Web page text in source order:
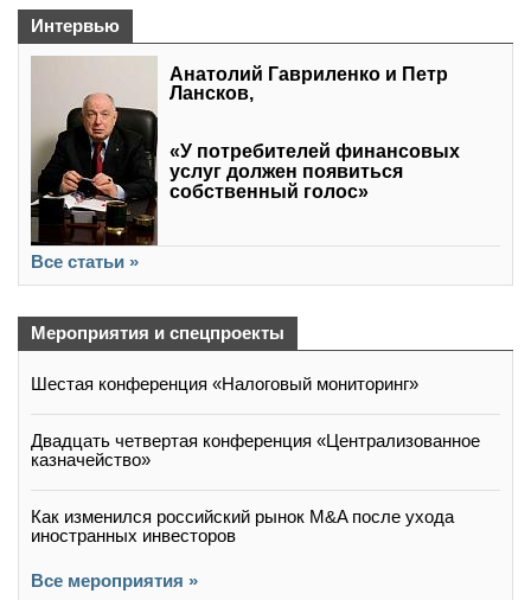
Интервью
Анатолий Гавриленко и Петр
Лансков,
«У потребителей финансовых
услуг должен появиться
собственный голос»
Все статьи »
Мероприятия и спецпроекты
Шестая конференция «Налоговый мониторинг»
Двадцать четвертая конференция «Централизованное
казначейство»
Как изменился российский рынок M&A после ухода
иностранных инвесторов
Все мероприятия »